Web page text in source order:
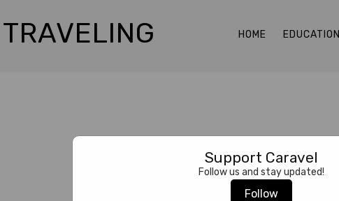
Support Caravel
Follow us and stay updated!
Follow
HOME EDUCATION